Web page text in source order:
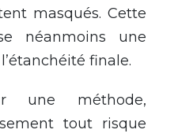
masqués. Cette
néanmoins une
finale.
une méthode,
tout risque